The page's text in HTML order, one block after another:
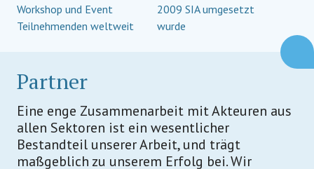
Workshop und Event
Teilnehmenden weltweit
2009 SIA umgesetzt
wurde
Partner
Eine enge Zusammenarbeit mit Akteuren aus
allen Sektoren ist ein wesentlicher
Bestandteil unserer Arbeit, und trägt
maßgeblich zu unserem Erfolg bei. Wir